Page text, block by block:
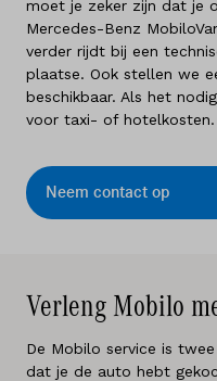
moet je zeker zijn dat je
Mercedes-Benz
verder rijdt bij een
plaatse. Ook stellen we
beschikbaar. Als het
voor taxi- of
Neem contact op
Verleng Mobilo
De Mobilo service is
dat je de auto hebt